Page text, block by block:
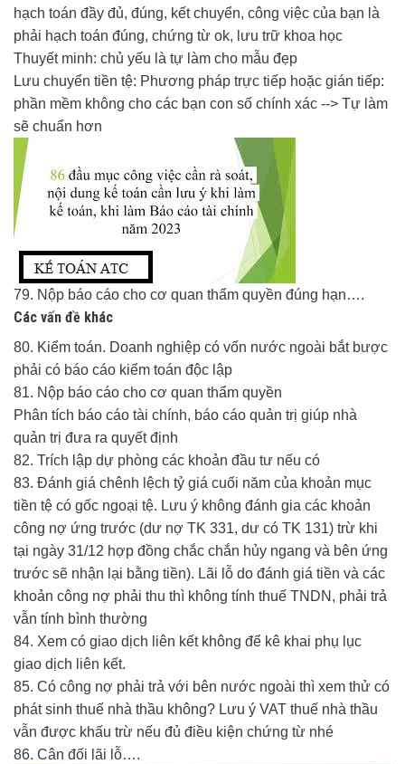
hạch toán đầy đủ, đúng, kết chuyển, công việc của bạn là
phải hạch toán đúng, chứng từ ok, lưu trữ khoa học
Thuyết minh: chủ yếu là tự làm cho mẫu đẹp
Lưu chuyển tiền tệ: Phương pháp trực tiếp hoặc gián tiếp:
phần mềm không cho các bạn con số chính xác --> Tự làm
sẽ chuẩn hơn
79. Nộp báo cáo cho cơ quan thẩm quyền đúng hạn….
Các vấn đề khác
80. Kiểm toán. Doanh nghiệp có vốn nước ngoài bắt bược
phải có báo cáo kiểm toán độc lập
81. Nộp báo cáo cho cơ quan thẩm quyền
Phân tích báo cáo tài chính, báo cáo quản trị giúp nhà
quản trị đưa ra quyết định
82. Trích lập dự phòng các khoản đầu tư nếu có
83. Đánh giá chênh lệch tỷ giá cuối năm của khoản mục
tiền tệ có gốc ngoại tệ. Lưu ý không đánh gia các khoản
công nợ ứng trước (dư nợ TK 331, dư có TK 131) trừ khi
tại ngày 31/12 hợp đồng chắc chắn hủy ngang và bên ứng
trước sẽ nhận lại bằng tiền). Lãi lỗ do đánh giá tiền và các
khoản công nợ phải thu thì không tính thuế TNDN, phải trả
vẫn tính bình thường
84. Xem có giao dịch liên kết không để kê khai phụ lục
giao dịch liên kết.
85. Có công nợ phải trả với bên nước ngoài thì xem thử có
phát sinh thuế nhà thầu không? Lưu ý VAT thuế nhà thầu
vẫn được khấu trừ nếu đủ điều kiện chứng từ nhé
86. Cân đối lãi lỗ….